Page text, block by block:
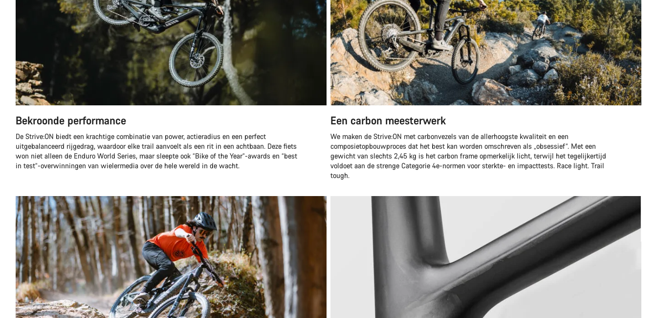
Bekroonde performance
De Strive:ON biedt een krachtige combinatie van power, actieradius en een perfect
uitgebalanceerd rijgedrag, waardoor elke trail aanvoelt als een rit in een achtbaan. Deze fiets
won niet alleen de Enduro World Series, maar sleepte ook “Bike of the Year”-awards en “best
in test”-overwinningen van wielermedia over de hele wereld in de wacht.
Een carbon meesterwerk
We maken de Strive:ON met carbonvezels van de allerhoogste kwaliteit en een
composietopbouwproces dat het best kan worden omschreven als „obsessief“. Met een
gewicht van slechts 2,45 kg is het carbon frame opmerkelijk licht, terwijl het tegelijkertijd
voldoet aan de strenge Categorie 4e-normen voor sterkte- en impacttests. Race light. Trail
tough.